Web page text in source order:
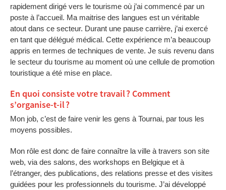
rapidement dirigé vers le tourisme où j’ai commencé par un
poste à l’accueil. Ma maitrise des langues est un véritable
atout dans ce secteur. Durant une pause carrière, j’ai exercé
en tant que délégué médical. Cette expérience m’a beaucoup
appris en termes de techniques de vente. Je suis revenu dans
le secteur du tourisme au moment où une cellule de promotion
touristique a été mise en place.
En quoi consiste votre travail ? Comment
s’organise-t-il ?
Mon job, c’est de faire venir les gens à Tournai, par tous les
moyens possibles.
Mon rôle est donc de faire connaître la ville à travers son site
web, via des salons, des workshops en Belgique et à
l’étranger, des publications, des relations presse et des visites
guidées pour les professionnels du tourisme. J’ai développé